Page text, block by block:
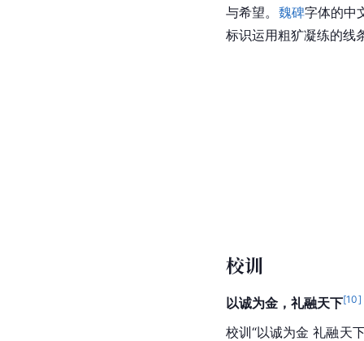
与希望。 魏碑字体的中
标识运用粗犷凝练的线
校训
以诚为金，礼融天下[10]
校训“以诚为金 礼融天